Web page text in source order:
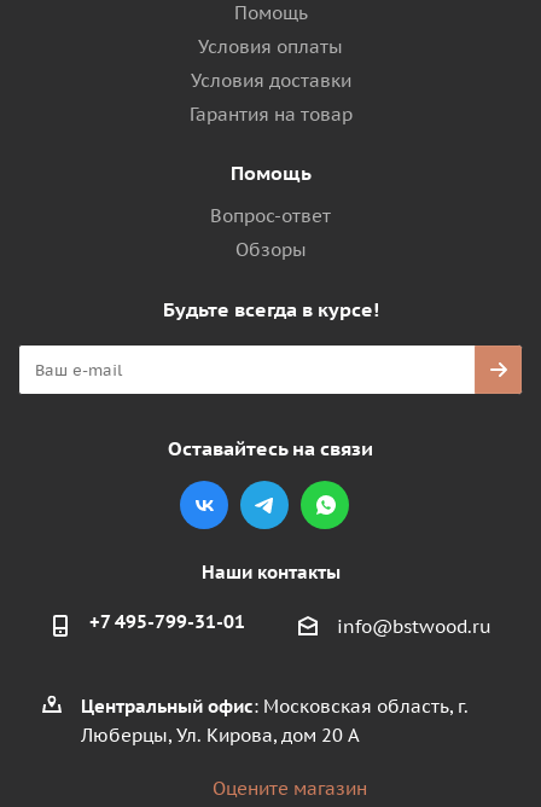
Помощь
Условия оплаты
Условия доставки
Гарантия на товар
Помощь
Вопрос-ответ
Обзоры
Будьте всегда в курсе!
Оставайтесь на связи
Наши контакты
+7 495-799-31-01 info@bstwood.ru
Центральный офис: Московская область, г.
Люберцы, Ул. Кирова, дом 20 А
Оцените магазин